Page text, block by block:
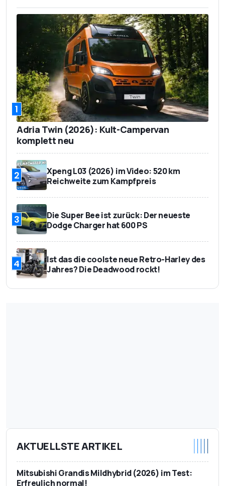
1
Adria Twin (2026): Kult-Campervan
komplett neu
2
Xpeng L03 (2026) im Video: 520 km
Reichweite zum Kampfpreis
3
Die Super Bee ist zurück: Der neueste
Dodge Charger hat 600 PS
4
Ist das die coolste neue Retro-Harley des
Jahres? Die Deadwood rockt!
AKTUELLSTE ARTIKEL
Mitsubishi Grandis Mildhybrid (2026) im Test:
Erfreulich normal!